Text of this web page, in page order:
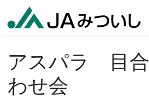
アスパラ 目合
わせ会